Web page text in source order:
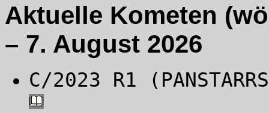
Aktuelle Kometen
– 7. August 2026
C/2023 R1